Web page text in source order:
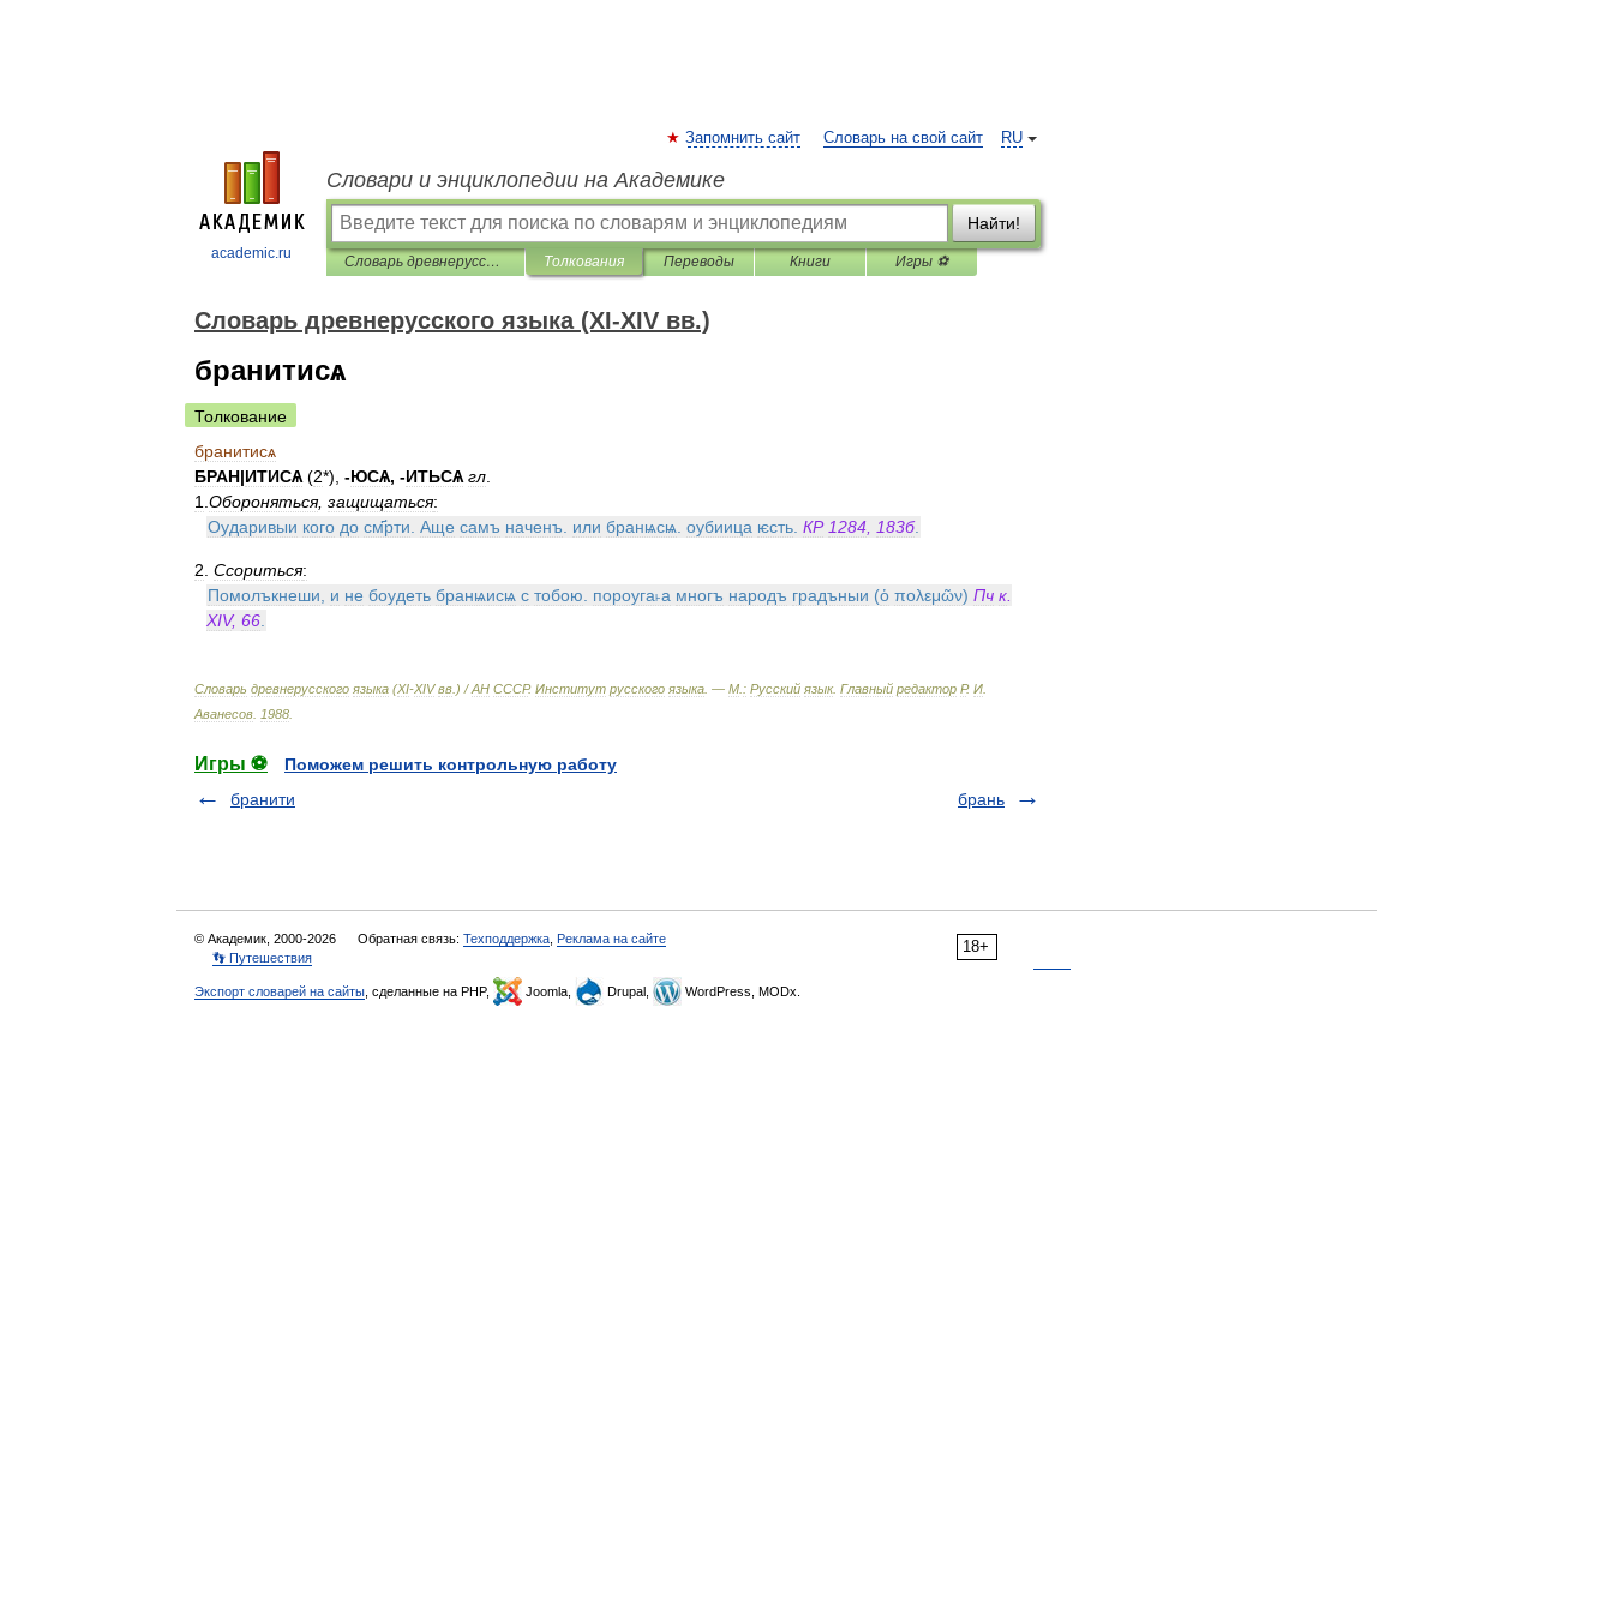
academic.ru
RU
Запомнить сайт Словарь на свой сайт
Словари и энциклопедии на Академике
Найти!
Словарь древнерусского языка (XI-XIV вв.) Толкования Переводы Книги Игры ⚽
Словарь древнерусского языка (XI-XIV вв.)
бранитисѧ
Толкование
бранитисѧ
БРАН|ИТИСѦ (2*), -ЮСѦ, -ИТЬСѦ гл
1 Обороняться, защищаться:
Оударивыи кого до см҃рти Аще самъ наченъ или бранѩсѩ оубиица ѥсть КР 1284 183б.
2 Ссориться:
Помолъкнеши
и не боудеть бранѩисѩ с тобою пороуга˫а многъ народъ градъныи (ὁ πολεμῶν) Пч к
XIV, 66
Словарь древнерусского языка (XI-XIV вв .) /АН СССР. Институт русского языка . — М : Русский язык. Главный редактор Р. И
Аванесов 1988
Игры ⚽
Поможем решить контрольную работу
бранити
брань
18+
© Академик, 2000-2026 Обратная связь: Техподдержка Реклама на сайте
👣 Путешествия
Экспорт словарей на сайты , сделанные на PHP, Joomla, Drupal, WordPress, MODx.